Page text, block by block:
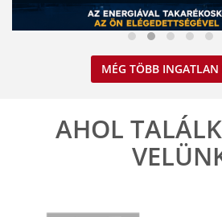
Nem spórolunk az
ELOLVASOM
MÉG TÖBB INGATLAN
AHOL